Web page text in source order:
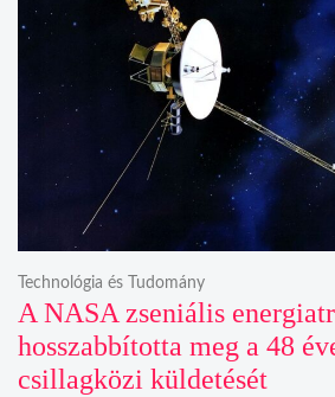
A NASA zseniális
hosszabbította meg a 48
csillagközi küldetését
Technológia és Tudomány